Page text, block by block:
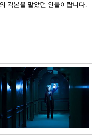
각본을 맡았던 인물이랍니다